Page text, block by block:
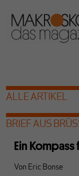
ALLE ARTIKEL
BRIEF AUS
Ein
Von Eric Bonse